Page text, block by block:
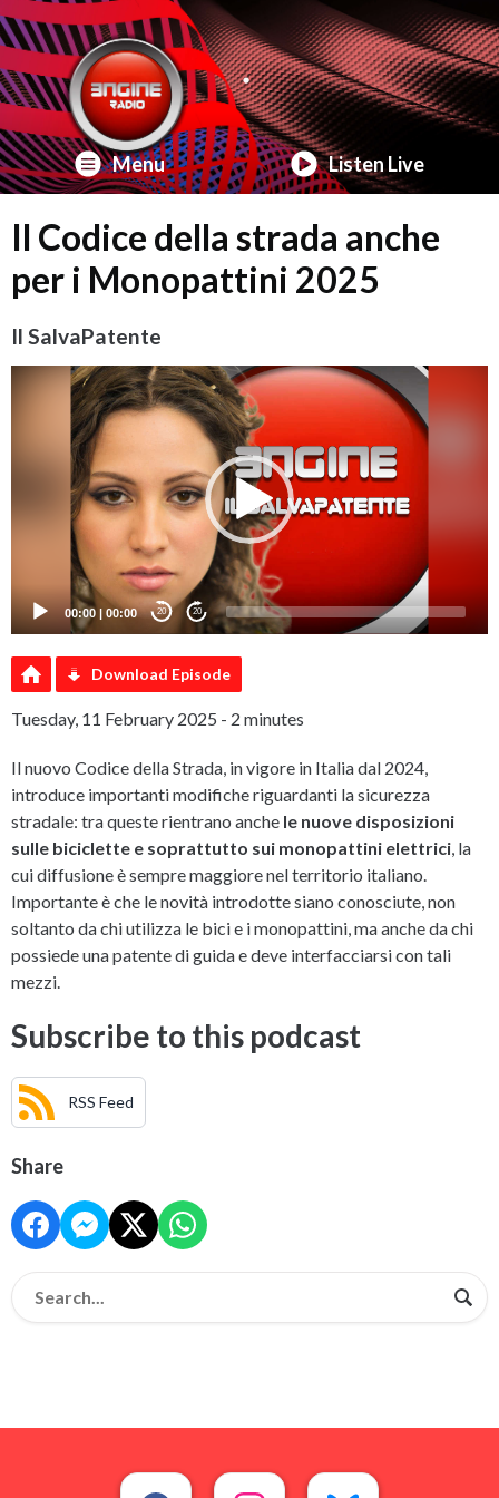
Menu Listen Live
Il Codice della strada anche
per i Monopattini 2025
Il SalvaPatente
Video
00:00 | 00:00 20 20
Download Episode
Tuesday, 11 February 2025 - 2 minutes
Il nuovo Codice della Strada, in vigore in Italia dal 2024,
introduce importanti modifiche riguardanti la sicurezza
stradale: tra queste rientrano anche le nuove disposizioni
sulle biciclette e soprattutto sui monopattini elettrici , la
cui diffusione è sempre maggiore nel territorio italiano.
Importante è che le novità introdotte siano conosciute, non
soltanto da chi utilizza le bici e i monopattini, ma anche da chi
possiede una patente di guida e deve interfacciarsi con tali
mezzi.
Subscribe to this podcast
RSS Feed
Share